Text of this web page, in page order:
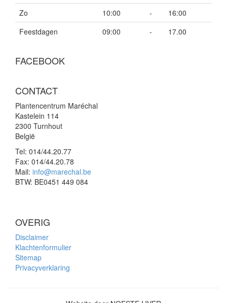
Zo
10:00 -
16:00
Feestdagen
09:00 - 17.00
FACEBOOK
CONTACT
Plantencentrum Maréchal
Kastelein 114
2300 Turnhout
België
Tel: 014/44.20.77
Fax: 014/44.20.78
Mail: info@marechal.be
BTW: BE0451 449 084
OVERIG
Disclaimer
Klachtenformulier
Sitemap
Privacyverklaring